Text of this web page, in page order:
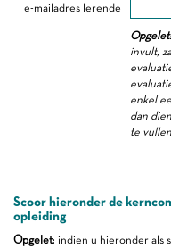
e-mailadres lerende
Opgelet
invult,
enkel
dan
te
Scoor hieronder de
opleiding
Opgelet: indien u hieronder als